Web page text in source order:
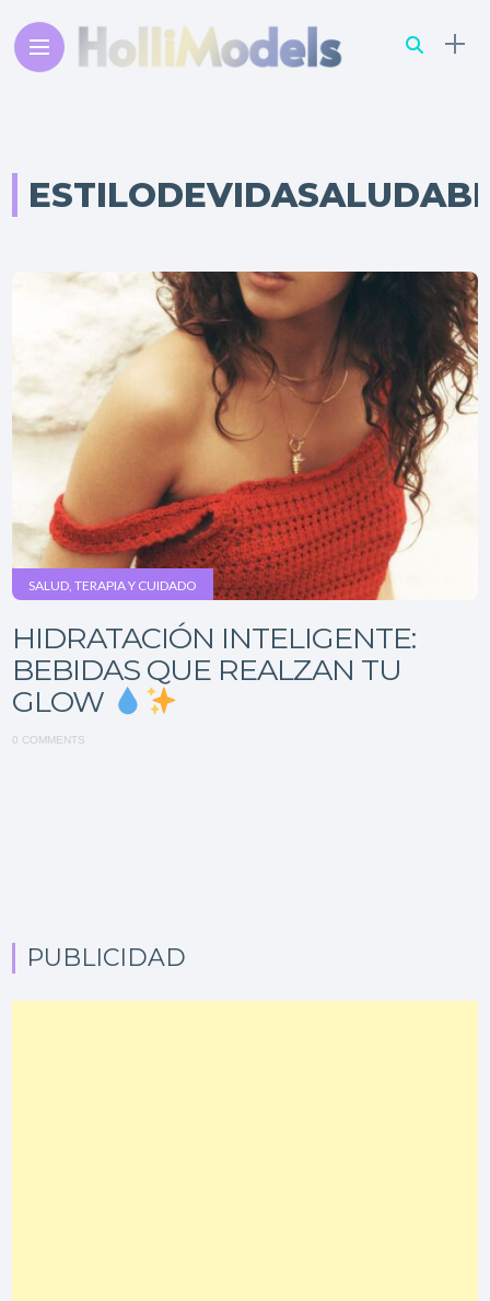
SALUD, TERAPIA Y CUIDADO
HIDRATACIÓN INTELIGENTE:
BEBIDAS QUE REALZAN TU
GLOW
0 COMMENTS
PUBLICIDAD